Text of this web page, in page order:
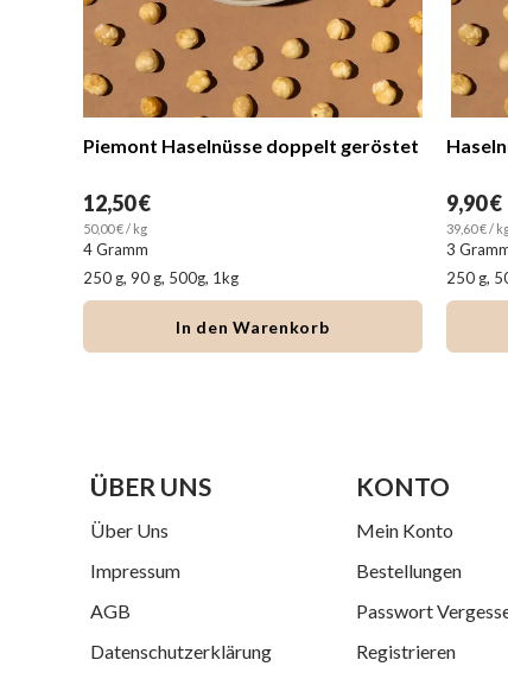
Piemont Haselnüsse doppelt geröstet
12,50 €
50,00 € / kg
4 Gramm
250 g, 90 g, 500g, 1kg
In den Warenkorb
9,90 €
39,60 € /
3
250 g,
ÜBER UNS
Über Uns
Impressum
AGB
Datenschutzerklärung
KONTO
Mein Konto
Bestellungen
Passwort
Registrieren